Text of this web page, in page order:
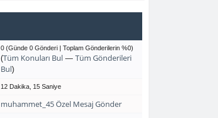
0 (Günde 0 Gönderi | Toplam Gönderilerin %0)
(Tüm Konuları Bul — Tüm Gönderileri
Bul)
12 Dakika, 15 Saniye
muhammet_45 Özel Mesaj Gönder